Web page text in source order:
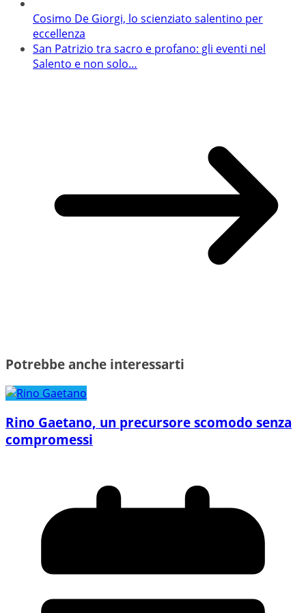
Cosimo De Giorgi, lo scienziato salentino per
eccellenza
San Patrizio tra sacro e profano: gli eventi nel
Salento e non solo…
Potrebbe anche interessarti
Rino Gaetano, un precursore scomodo senza
compromessi